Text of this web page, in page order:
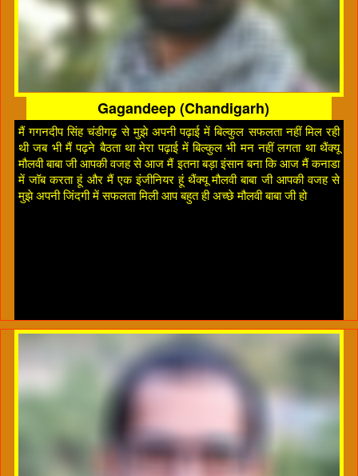
Gagandeep (Chandigarh)
मैं गगनदीप सिंह चंडीगढ़ से मुझे अपनी पढ़ाई में बिल्कुल सफलता नहीं मिल रही
थी जब भी मैं पढ़ने बैठता था मेरा पढ़ाई में बिल्कुल भी मन नहीं लगता था थैंक्यू
मौलवी बाबा जी आपकी वजह से आज मैं इतना बड़ा इंसान बना कि आज मैं कनाडा
में जॉब करता हूं और मैं एक इंजीनियर हूं थैंक्यू मौलवी बाबा जी आपकी वजह से
मुझे अपनी जिंदगी में सफलता मिली आप बहुत ही अच्छे मौलवी बाबा जी हो